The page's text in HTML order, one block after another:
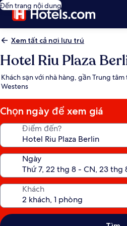
Đến trang nội dung
Xem tất cả nơi lưu trú
Hotel Riu Plaza
Khách sạn với nhà hàng, gần Trung
Westens
Chọn ngày để xem giá
Điểm đến?
Ngày
Khách